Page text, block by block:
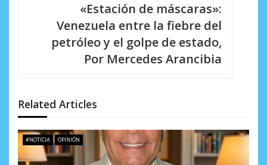
e
e
n
«Estación de máscaras»:
Venezuela entre la fiebre del
petróleo y el golpe de estado,
Por Mercedes Arancibia
Related Articles
#NOTICIA OPINIÓN